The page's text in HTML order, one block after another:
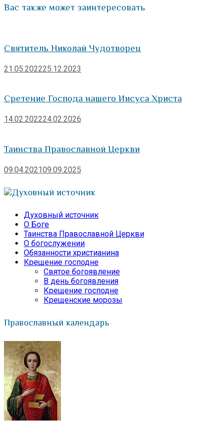
Вас также может заинтересовать
Святитель Николай Чудотворец
21.05.202225.12.2023
Сретение Господа нашего Иисуса Христа
14.02.202224.02.2026
Таинства Православной Церкви
09.04.202109.09.2025
Духовный источник
Духовный источник
О Боге
Таинства Православной Церкви
О богослужении
Обязанности христианина
Крещение господне
Святое богоявление
В день богоявления
Крещение господне
Крещенские морозы
Православный календарь